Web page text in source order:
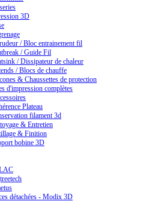
3D
/ Bloc entrainement fil
/ Guide Fil
/ Dissipateur de chaleur
/ Blocs de chauffe
& Chaussettes de protection
d'impression complètes
Plateau
filament 3d
& Entretien
& Finition
bobine 3D
détachées - Modix 3D